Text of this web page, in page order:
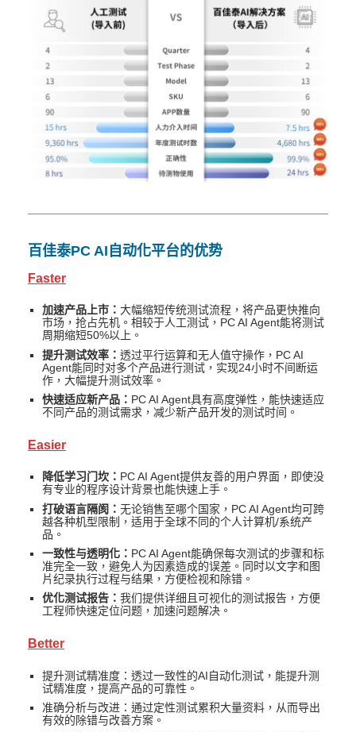
百佳泰PC AI自动化平台的优势
Faster
加速产品上市：大幅缩短传统测试流程，将产品更快推向
市场，抢占先机。相较于人工测试，PC AI Agent能将测试
周期缩短50%以上。
提升测试效率：透过平行运算和无人值守操作，PC AI
Agent能同时对多个产品进行测试，实现24小时不间断运
作，大幅提升测试效率。
快速适应新产品： PC AI Agent具有高度弹性，能快速适应
不同产品的测试需求，减少新产品开发的测试时间。
Easier
降低学习门坎： PC AI Agent提供友善的用户界面，即使没
有专业的程序设计背景也能快速上手。
打破语言隔阂：无论销售至哪个国家，PC AI Agent均可跨
越各种机型限制，适用于全球不同的个人计算机/系统产
品。
一致性与透明化： PC AI Agent能确保每次测试的步骤和标
准完全一致，避免人为因素造成的误差。同时以文字和图
片纪录执行过程与结果，方便检视和除错。
优化测试报告：我们提供详细且可视化的测试报告，方便
工程师快速定位问题，加速问题解决。
Better
提升测试精准度：透过一致性的AI自动化测试，能提升测
试精准度，提高产品的可靠性。
准确分析与改进：通过定性测试累积大量资料，从而导出
有效的除错与改善方案。